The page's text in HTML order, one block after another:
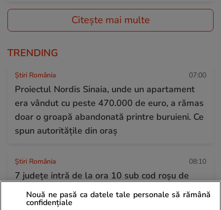
Citește mai multe
TRENDING
Știri România 07:00
Proiectul Nordis Sinaia, unde un apartament
era vândut cu peste 470.000 de euro, a rămas
doar o groapă abandonată printre buruieni. Ce
spun autoritățile din oraș
Știri România 08:10
7 județe intră de la ora 10 sub cod roșu de
temperaturi extreme: ANM anunță 41 de
grade Celsius la umbră în vestul țării
Nouă ne pasă ca datele tale personale să rămână
confidențiale